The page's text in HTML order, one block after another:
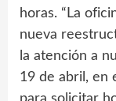
horas. “La
nueva
la atención a
19 de abril, en